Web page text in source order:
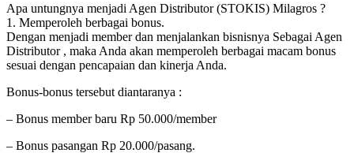
Apa untungnya menjadi Agen Distributor (STOKIS) Milagros ?
1. Memperoleh berbagai bonus.
Dengan menjadi member dan menjalankan bisnisnya Sebagai Agen
Distributor , maka Anda akan memperoleh berbagai macam bonus
sesuai dengan pencapaian dan kinerja Anda.
Bonus-bonus tersebut diantaranya :
– Bonus member baru Rp 50.000/member
– Bonus pasangan Rp 20.000/pasang.